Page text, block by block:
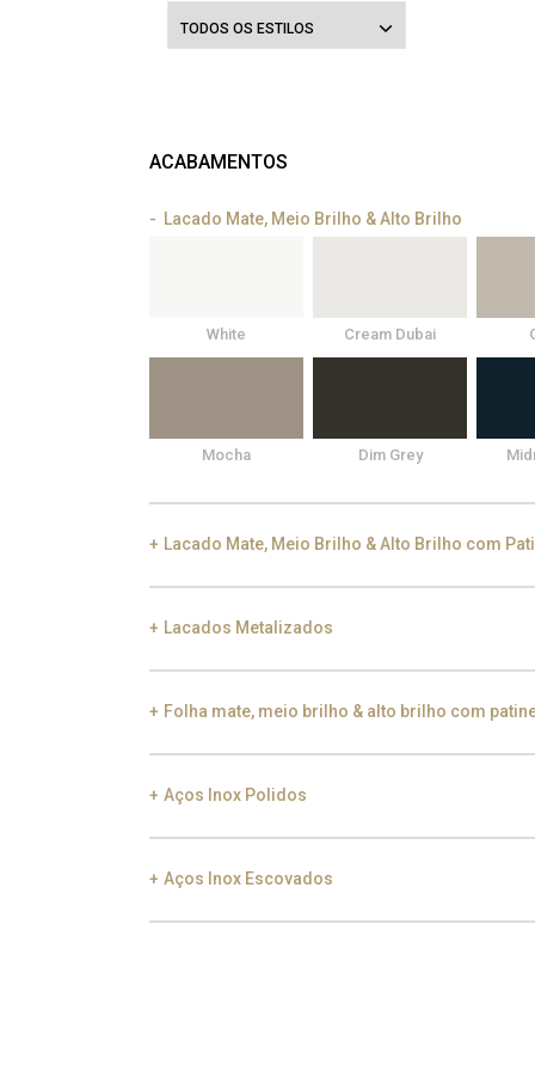
TODOS OS ESTILOS
ACABAMENTOS
Lacado Mate, Meio Brilho & Alto Brilho
White Cream Dubai
Mocha Dim Grey
Lacado Mate, Meio Brilho & Alto Brilho com
Lacados Metalizados
Folha mate, meio brilho & alto brilho com
Aços Inox Polidos
Aços Inox Escovados